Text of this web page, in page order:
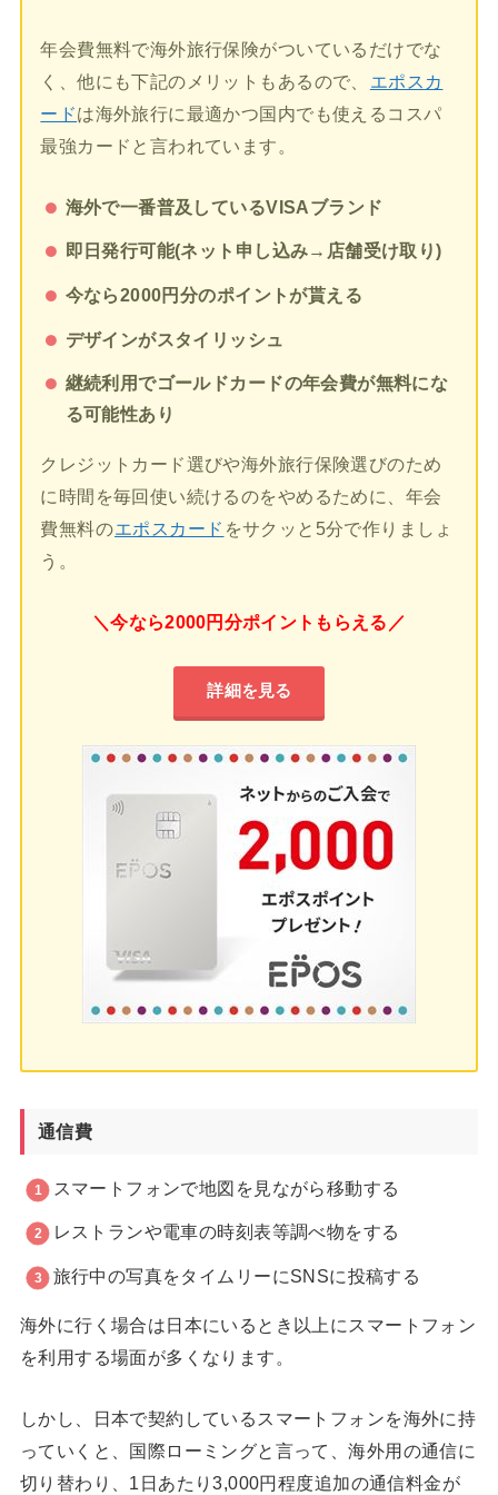
年会費無料で海外旅行保険がついているだけでな
く、他にも下記のメリットもあるので、
エポスカ
ードは海外旅行に最適かつ国内でも使えるコスパ
最強カードと言われています。
海外で一番普及しているVISAブランド
即日発行可能(ネット申し込み→店舗受け取り)
今なら2000円分のポイントが貰える
デザインがスタイリッシュ
継続利用でゴールドカードの年会費が無料にな
る可能性あり
クレジットカード選びや海外旅行保険選びのため
に時間を毎回使い続けるのをやめるために、年会
費無料のエポスカード をサクッと5分で作りましょ
う。
＼今なら2000円分ポイントもらえる／
詳細を見る
通信費
スマートフォンで地図を見ながら移動する
レストランや電車の時刻表等調べ物をする
旅行中の写真をタイムリーにSNSに投稿する
海外に行く場合は日本にいるとき以上にスマートフォン
を利用する場面が多くなります。
しかし、日本で契約しているスマートフォンを海外に持
っていくと、国際ローミングと言って、海外用の通信に
切り替わり、1日あたり3,000円程度追加の通信料金が